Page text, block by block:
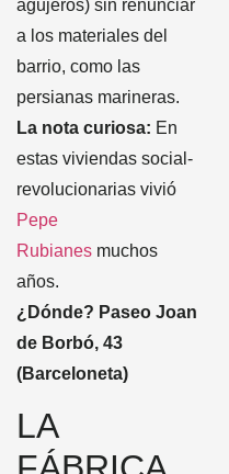
agujeros) sin renunciar
a los materiales del
barrio, como las
persianas marineras.
La nota curiosa: En
estas viviendas social-
revolucionarias vivió
Pepe
Rubianes muchos
años.
¿Dónde? Paseo Joan
de Borbó, 43
(Barceloneta)
LA